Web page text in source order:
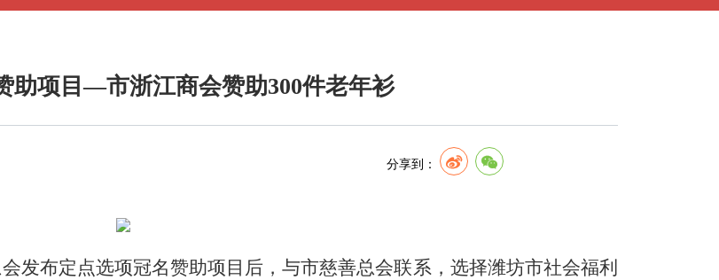
助项目—市浙江商会赞助300件老年衫
分享到：
发布定点选项冠名赞助项目后，与市慈善总会联系，选择潍坊市社会福利